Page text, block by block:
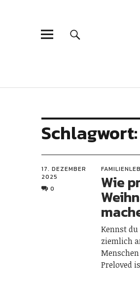
Schlagwort:
17. DEZEMBER
2025
0
Wie
Kennst
ziemlich
Preloved